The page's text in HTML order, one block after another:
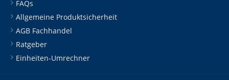
FAQs
Allgemeine Produktsicherheit
AGB Fachhandel
Ratgeber
Einheiten-Umrechner